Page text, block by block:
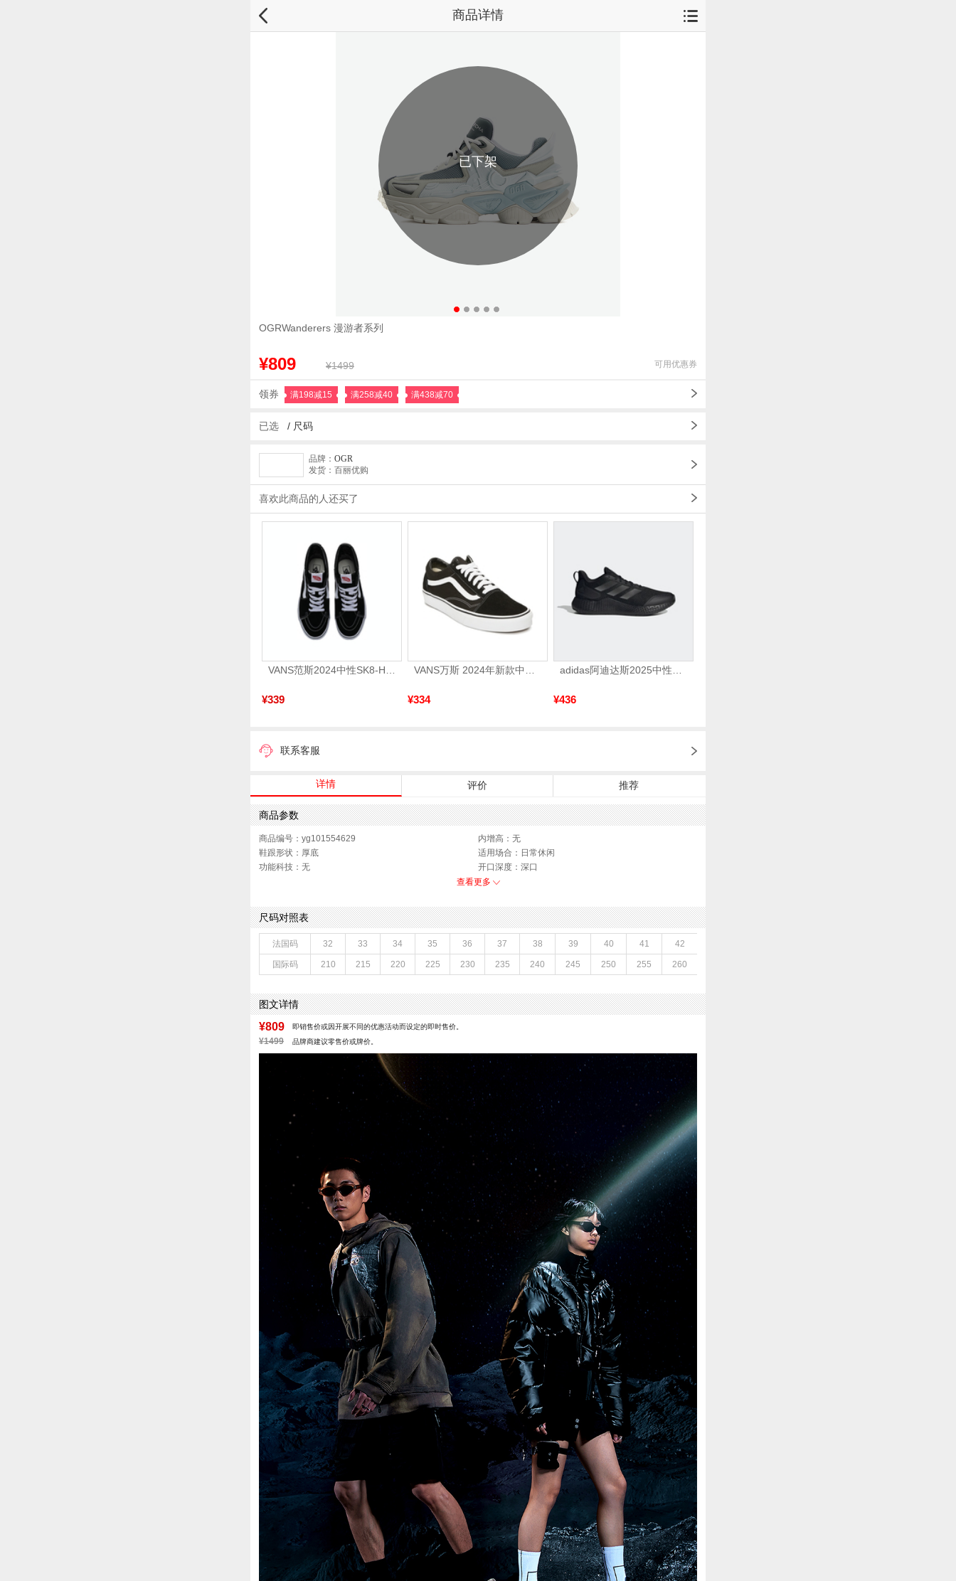
商品详情
已下架
OGRWanderers 漫游者系列
¥809 ¥1499 可用优惠券
领券 满198减15 满258减40 满438减70
已选 / 尺码
品牌： OGR
发货：百丽优购
喜欢此商品的人还买了
¥339 ¥334 ¥436
联系客服
详情 评价 推荐
商品参数
商品编号：yg101554629
内增高：无
鞋跟形状：厚底
适用场合：日常休闲
功能科技：无
开口深度：深口
渠道划分：电商专销
鞋底材质：橡胶,EPR发泡底,TPU
参考鞋宽(女)：12CM
色系：蓝色
鞋类流行款式：老爹鞋
参考标准尺码：37码
闭合方式：前系带
前掌高度：5CM
款式季节：春季
鞋垫材质：PU革
风格分类：老爹鞋
参考鞋长(女)：29CM
制鞋工艺：胶贴皮鞋
跟高数值：5CM
性别：中性
皮质特征：牛皮革
跟高范围：中跟鞋（3-5CM）
查看更多
尺码对照表
法国码 32 33 34 35 36 37 38 39 40 41 42
国际码 210 215 220 225 230 235 240 245 250 255 260
图文详情
¥809 即销售价或因开展不同的优惠活动而设定的即时售价。
¥1499 品牌商建议零售价或牌价。